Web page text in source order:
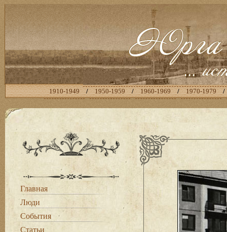
1910-1949 / 1950-1959 / 1960-1969 / 1970-1979 /
Главная
Люди
События
Статьи